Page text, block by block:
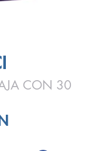
CON 30